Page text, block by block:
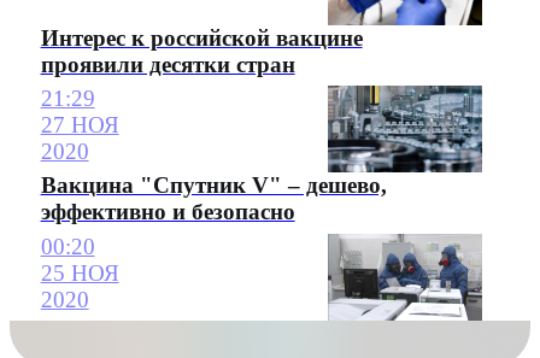
Интерес к российской вакцине
проявили десятки стран
21:29
27 НОЯ
2020
Вакцина "Спутник V" – дешево,
эффективно и безопасно
00:20
25 НОЯ
2020